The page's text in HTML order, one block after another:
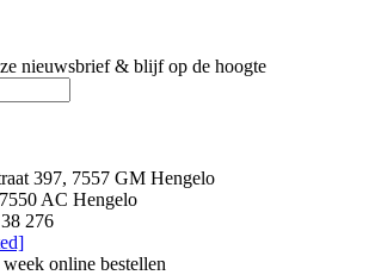
nieuwsbrief & blijf op de hoogte
397, 7557 GM Hengelo
AC Hengelo
276
online bestellen